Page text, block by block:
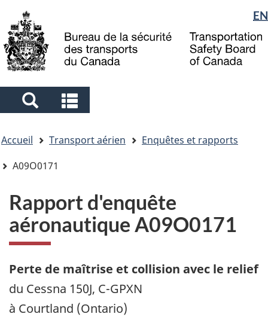
to
main
to
"About
government"
à
la
Sélection
de
la
langue
EN
Search
and
menus
and
menus
êtes
ici
Accueil Transport aérien
Enquêtes et rapports
A09O0171
Rapport d'enquête
aéronautique A09O0171
Perte de maîtrise et collision avec le relief
du Cessna 150J, C-GPXN
à Courtland (Ontario)